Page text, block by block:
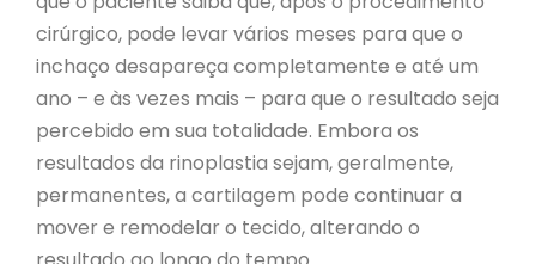
cirúrgico, pode levar vários meses para que o
inchaço desapareça completamente e até um
ano – e às vezes mais – para que o resultado seja
percebido em sua totalidade. Embora os
resultados da rinoplastia sejam, geralmente,
permanentes, a cartilagem pode continuar a
mover e remodelar o tecido, alterando o